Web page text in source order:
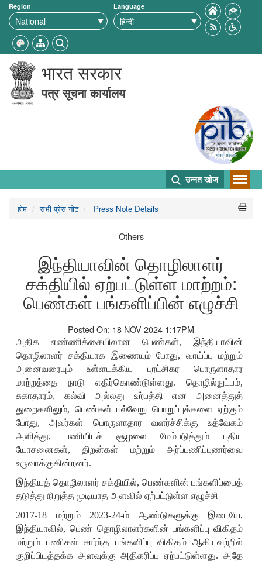
Region Language
भारत सरकार
पत्र सूचना कार्यालय
उन्नत खोज
होम सभी प्रेस नोट Press Note Details
Others
இந்தியாவின் தொழிலாளர்
சக்தியில் ஏற்பட்டுள்ள மாற்றம்:
பெண்கள் பங்களிப்பின் எழுச்சி
Posted On: 18 NOV 2024 1:17PM
அதிக எண்ணிக்கையிலான பெண்கள், இந்தியாவின்
தொழிலாளர் சக்தியாக இணையும் போது, வாய்ப்பு மற்றும்
அனைவரையும் உள்ளடக்கிய புரட்சிகர பொருளாதார
மாற்றத்தை நாடு எதிர்கொண்டுள்ளது. தொழில்நுட்பம்,
சுகாதாரம், கல்வி அல்லது உற்பத்தி என அனைத்துத்
துறைகளிலும், பெண்கள் பல்வேறு பொறுப்புக்களை ஏற்கும்
போது,அவர்கள் பொருளாதார வளர்ச்சிக்கு உத்வேகம்
அளித்து, பணியிடச் சூழலை மேம்படுத்தும் புதிய
யோசனைகள்,திறன்கள் மற்றும் அர்ப்பணிப்புணர்வை
உருவாக்குகின்றனர்.
இந்தியத் தொழிலாளர் சக்தியில், பெண்களின் பங்களிப்பைத்
தடுத்து நிறுத்த முடியாத அளவில் ஏற்பட்டுள்ள எழுச்சி
2017-18 மற்றும் 2023-24-ம் ஆண்டுகளுக்கு இடையே,
இந்தியாவில்,பெண் தொழிலாளர்களின் பங்களிப்பு விகிதம்
மற்றும் பணிகள் சார்ந்த பங்களிப்பு விகிதம் ஆகியவற்றில்
குறிப்பிடத்தக்க அளவுக்கு அதிகரிப்பு ஏற்பட்டுள்ளது. அதே